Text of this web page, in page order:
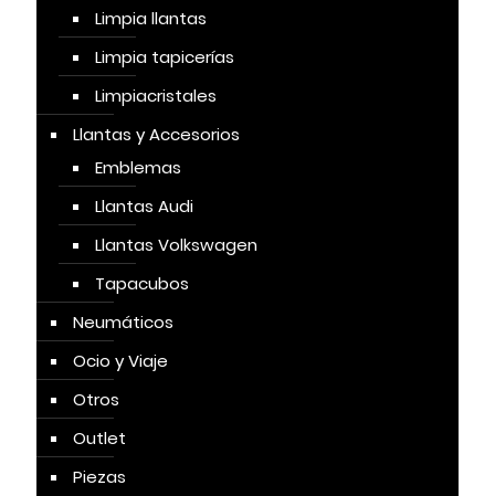
Limpia llantas
Limpia tapicerías
Limpiacristales
Llantas y Accesorios
Emblemas
Llantas Audi
Llantas Volkswagen
Tapacubos
Neumáticos
Ocio y Viaje
Otros
Outlet
Piezas